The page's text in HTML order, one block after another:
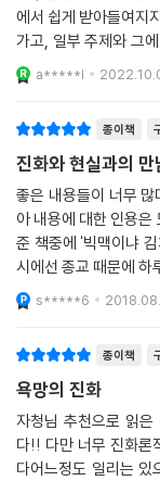
에서 쉽게 받아들여지
가고, 일부 주제와 그
는 요소들도 있었습니
으로 조금 더 깊
a*****l
종이책
진화와 현실과의 만
좋은 내용들이 너무
아 내용에 대한 인용은
준 책중에 '빅맥이냐
시에선 종교 때문에 하
화로워 그 이유를 알
다.결론은 한도
s*****6
종이책
욕망의 진화
자청님 추천으로 읽
다!! 다만 너무 진화론
다어느정도 일리는 있